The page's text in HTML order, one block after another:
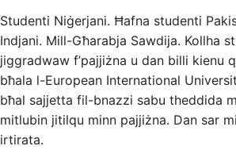
Studenti Niġerjani. Ħafna studenti
Indjani. Mill-Għarabja Sawdija. Kollha
jiggradwaw f’pajjiżna u dan billi kienu
bħala l-European International
bħal sajjetta fil-bnazzi sabu theddida
mitlubin jitilqu minn pajjiżna. Dan sar
irtirata.